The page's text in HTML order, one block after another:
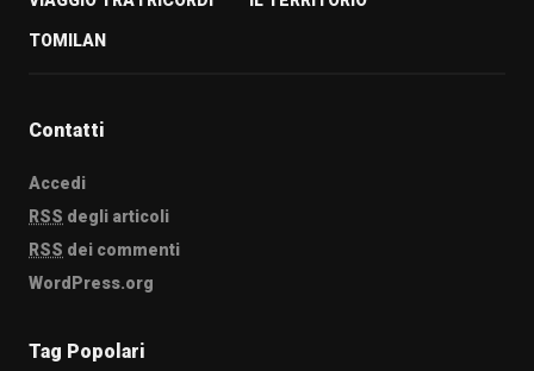
TOMILAN
Contatti
Accedi
RSS degli articoli
RSS dei commenti
WordPress.org
Tag Popolari